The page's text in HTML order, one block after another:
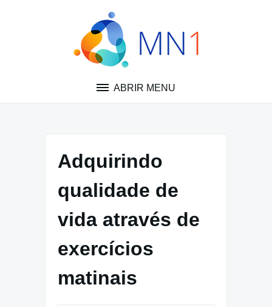
ABRIR MENU
Adquirindo
qualidade de
vida através de
exercícios
matinais